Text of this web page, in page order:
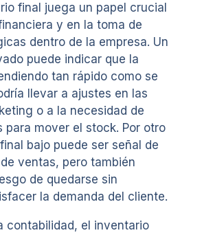
final juega un papel crucial
y en la toma de
dentro de la empresa. Un
puede indicar que la
tan rápido como se
llevar a ajustes en las
o a la necesidad de
para mover el stock. Por otro
bajo puede ser señal de
ventas, pero también
de quedarse sin
la demanda del cliente.
contabilidad, el inventario